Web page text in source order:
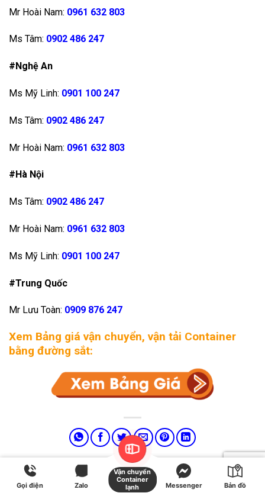
Mr Hoài Nam: 0961 632 803
Ms Tâm: 0902 486 247
#Nghệ An
Ms Mỹ Linh: 0901 100 247
Ms Tâm: 0902 486 247
Mr Hoài Nam: 0961 632 803
#Hà Nội
Ms Tâm: 0902 486 247
Mr Hoài Nam: 0961 632 803
Ms Mỹ Linh: 0901 100 247
#Trung Quốc
Mr Lưu Toàn: 0909 876 247
Xem Bảng giá vận chuyển, vận tải Container
bằng đường sắt:
Bài viết này được đăng trong Dịch Vụ,Đường Sắt Vận Chuyển Container
Đánh dấu
Gọi điện Zalo
Vận chuyển
Container
lạnh
Messenger Bản đồ